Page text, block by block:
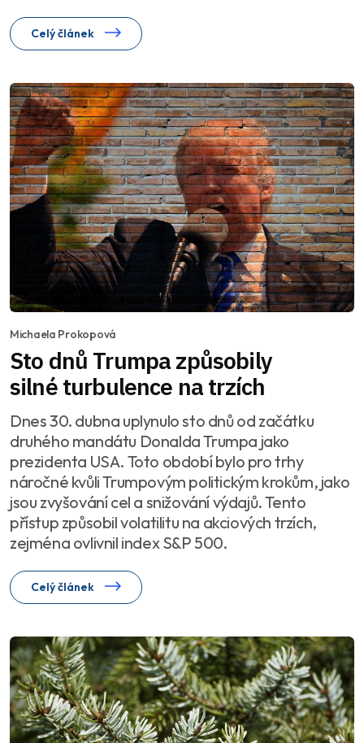
Celý článek
Michaela Prokopová
Sto dnů Trumpa způsobily
silné turbulence na trzích
Dnes 30. dubna uplynulo sto dnů od začátku
druhého mandátu Donalda Trumpa jako
prezidenta USA. Toto období bylo pro trhy
náročné kvůli Trumpovým politickým krokům, jako
jsou zvyšování cel a snižování výdajů. Tento
přístup způsobil volatilitu na akciových trzích,
zejména ovlivnil index S&P 500.
Celý článek